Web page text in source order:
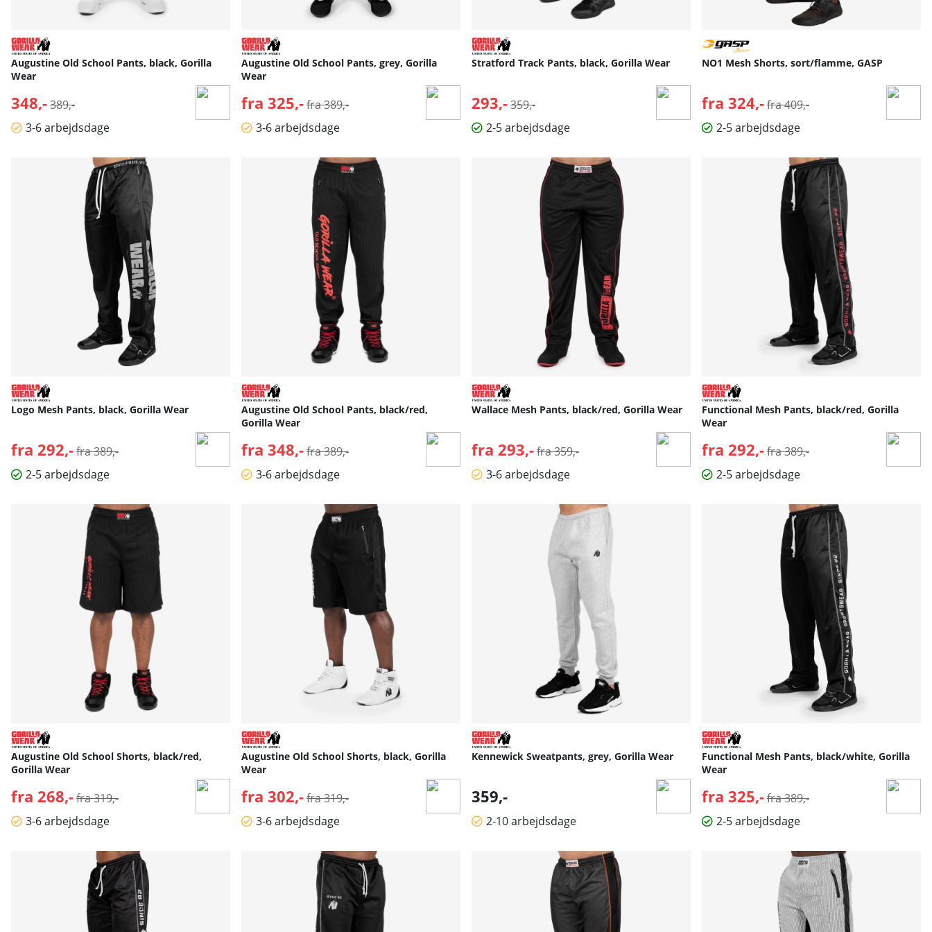
Augustine Old School Pants, black, Gorilla
Wear
348,- Normalpris:
389,-
3-6 arbejdsdage
Augustine Old School Pants, grey, Gorilla
Wear
fra 325,-Normalpris:
fra 389,-
3-6 arbejdsdage
Stratford Track Pants, black, Gorilla Wear
293,- Normalpris:
359,-
2-5 arbejdsdage
NO1 Mesh Shorts, sort/flamme, GASP
fra 324,-Normalpris:
fra 409,-
2-5 arbejdsdage
Logo Mesh Pants, black, Gorilla Wear
fra 292,-Normalpris:
fra 389,-
2-5 arbejdsdage
Augustine Old School Pants, black/red,
Gorilla Wear
fra 348,-Normalpris:
fra 389,-
3-6 arbejdsdage
Wallace Mesh Pants, black/red, Gorilla Wear
fra 293,-Normalpris:
fra 359,-
3-6 arbejdsdage
Functional Mesh Pants, black/red, Gorilla
Wear
fra 292,-Normalpris:
fra 389,-
2-5 arbejdsdage
Augustine Old School Shorts, black/red,
Gorilla Wear
fra 268,-Normalpris:
fra 319,-
3-6 arbejdsdage
Augustine Old School Shorts, black, Gorilla
Wear
fra 302,-Normalpris:
fra 319,-
3-6 arbejdsdage
Kennewick Sweatpants, grey, Gorilla Wear
359,-
2-10 arbejdsdage
Functional Mesh Pants, black/white, Gorilla
Wear
fra 325,-Normalpris:
fra 389,-
2-5 arbejdsdage